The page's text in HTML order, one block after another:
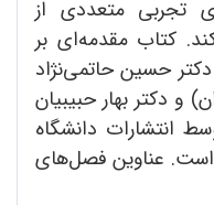
تجربی متعددی از
کتاب مقدمه‌ای بر
حسین حاتمی‌نژاد
و دکتر بهار حبیبیان
شده و در سال 1398 توسط انتشارات دانشگاه
شده است. عناوین فصل‌های